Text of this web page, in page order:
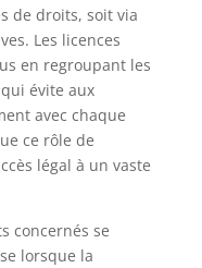
de droits, soit via
Les licences
en regroupant les
évite aux
avec chaque
ce rôle de
légal à un vaste
concernés se
lorsque la